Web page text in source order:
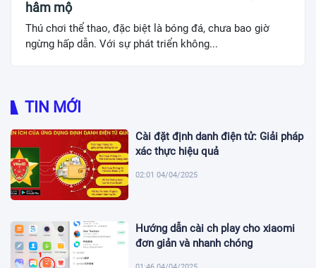
hâm mộ
Thú chơi thể thao, đặc biệt là bóng đá, chưa bao giờ
ngừng hấp dẫn. Với sự phát triển không...
TIN MỚI
Cài đặt định danh điện tử: Giải pháp
xác thực hiệu quả
02:01 04/04/2025
Hướng dẫn cài ch play cho xiaomi
đơn giản và nhanh chóng